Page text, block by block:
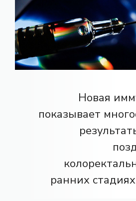
Новая
показывает
ранних